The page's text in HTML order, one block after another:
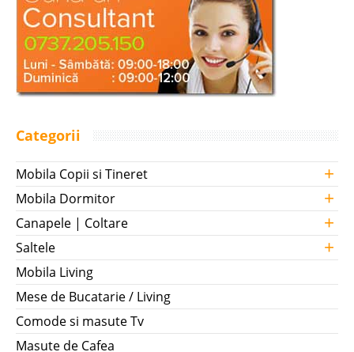
Categorii
Mobila Copii si Tineret +
Mobila Dormitor +
Canapele | Coltare +
Saltele +
Mobila Living
Mese de Bucatarie / Living
Comode si masute Tv
Masute de Cafea